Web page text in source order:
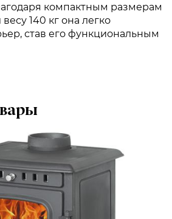
компактным размерам
140 кг она легко
став его функциональным